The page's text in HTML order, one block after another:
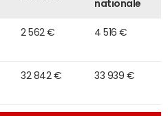
nationale
2 562 € 4 516 €
32 842 € 33 939 €